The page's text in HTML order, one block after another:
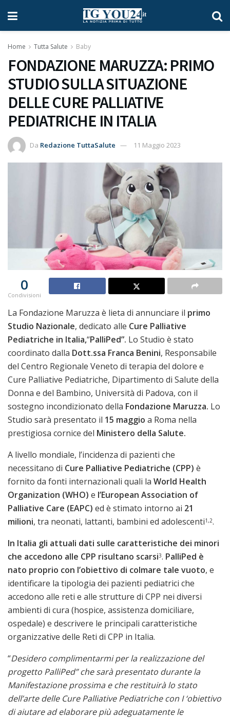
Home Tutta Salute Baby
FONDAZIONE MARUZZA: PRIMO
STUDIO SULLA SITUAZIONE
DELLE CURE PALLIATIVE
PEDIATRICHE IN ITALIA
Da Redazione TuttaSalute 11 Maggio 2023
0
Condivisioni
La Fondazione Maruzza è lieta di annunciare il primo
Studio Nazionale, dedicato alle Cure Palliative
Pediatriche in Italia,“PalliPed”. Lo Studio è stato
coordinato dalla Dott.ssa Franca Benini, Responsabile
del Centro Regionale Veneto di terapia del dolore e
Cure Palliative Pediatriche, Dipartimento di Salute della
Donna e del Bambino, Università di Padova, con il
sostegno incondizionato della Fondazione Maruzza. Lo
Studio sarà presentato il 15 maggio a Roma nella
prestigiosa cornice del Ministero della Salute.
A livello mondiale, l’incidenza di pazienti che
necessitano di Cure Palliative Pediatriche (CPP) è
fornito da fonti internazionali quali la World Health
Organization (WHO) e l’European Association of
Palliative Care (EAPC) ed è stimato intorno ai 21
milioni, tra neonati, lattanti, bambini ed adolescenti1,2.
In Italia gli attuali dati sulle caratteristiche dei minori
che accedono alle CPP risultano scarsi3. PalliPed è
nato proprio con l’obiettivo di colmare tale vuoto, e
identificare la tipologia dei pazienti pediatrici che
accedono alle reti e alle strutture di CPP nei diversi
ambienti di cura (hospice, assistenza domiciliare,
ospedale) e descrivere le principali caratteristiche
organizzative delle Reti di CPP in Italia.
“Desidero complimentarmi per la realizzazione del
progetto PalliPed” che sarà presentato durante la
Manifestazione prossima e che restituirà lo stato
dell’arte delle Cure Palliative Pediatriche con I ‘obiettivo
di aiutare ad elaborare più adeguatamente le